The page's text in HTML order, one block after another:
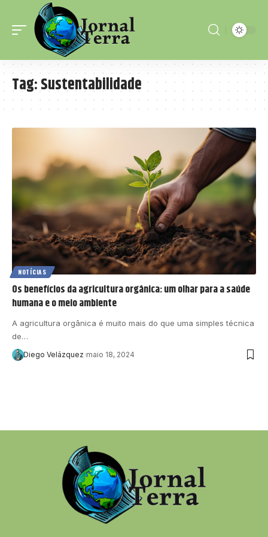
Tag:Sustentabilidade
NOTÍCIAS
Os benefícios da agricultura orgânica: um olhar para a saúde
humana e o meio ambiente
A agricultura orgânica é muito mais do que uma simples técnica
de…
Diego Velázquez maio 18, 2024